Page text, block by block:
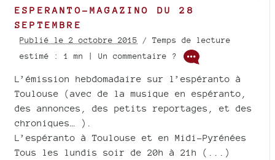
ESPERANTO-MAGAZINO DU 28
SEPTEMBRE
Publié le 2 octobre 2015 / Temps de lecture
estimé : 1 mn | Un commentaire ?
L’émission hebdomadaire sur l’espéranto à
Toulouse (avec de la musique en espéranto,
des annonces, des petits reportages, et des
chroniques… ).
L’espéranto à Toulouse et en Midi-Pyrénées
Tous les lundis soir de 20h à 21h (...)